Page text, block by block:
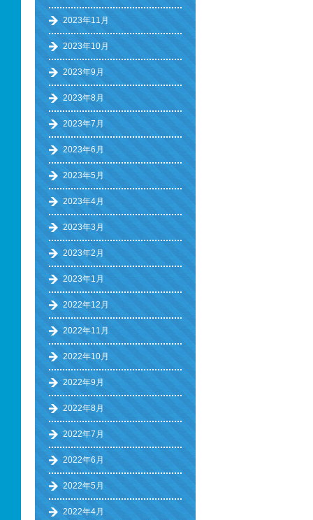
2023年11月
2023年10月
2023年9月
2023年8月
2023年7月
2023年6月
2023年5月
2023年4月
2023年3月
2023年2月
2023年1月
2022年12月
2022年11月
2022年10月
2022年9月
2022年8月
2022年7月
2022年6月
2022年5月
2022年4月